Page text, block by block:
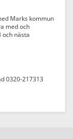
Marks kommun
med och
och nästa
0320-217313